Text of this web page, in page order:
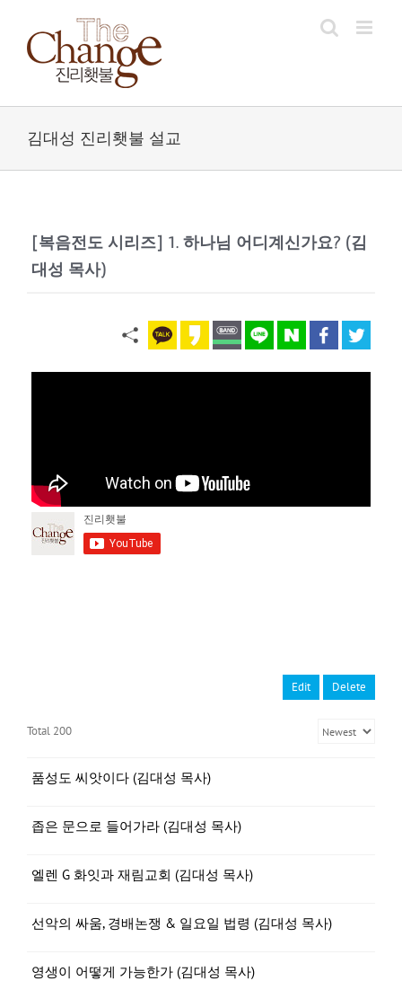
content
김대성 진리횃불 설교
[복음전도 시리즈] 1. 하나님 어디계신가요? (김
대성 목사)
Edit Delete
Total 200
품성도 씨앗이다 (김대성 목사)
좁은 문으로 들어가라 (김대성 목사)
엘렌 G 화잇과 재림교회 (김대성 목사)
선악의 싸움, 경배논쟁 & 일요일 법령 (김대성 목사)
영생이 어떻게 가능한가 (김대성 목사)